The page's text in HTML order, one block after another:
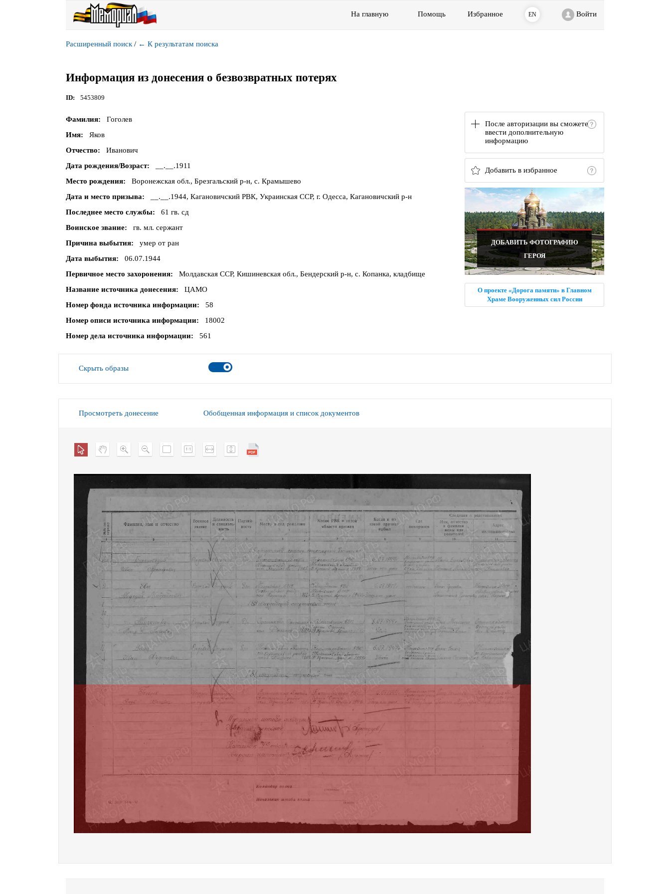
На главную Помощь Избранное EN Войти
Расширенный поиск / ← К результатам поиска
Информация из донесения о безвозвратных потерях
ID 5453809
После авторизации вы сможете
ввести дополнительную
информацию
Добавить в избранное
ДОБАВИТЬ ФОТОГРАФИЮ
ГЕРОЯ
О проекте «Дорога памяти» в Главном
Храме Вооруженных сил России
Фамилия
Гоголев
Имя
Яков
Отчество
Иванович
Дата рождения/Возраст
__.__.1911
Место рождения
Воронежская обл., Брезгальский р-н, с. Крамышево
Дата и место призыва
__.__.1944, Кагановичский РВК, Украинская ССР, г. Одесса, Кагановичский р-н
Последнее место службы
61 гв. сд
Воинское звание
гв. мл. сержант
Причина выбытия
умер от ран
Дата выбытия
06.07.1944
Первичное место захоронения
Молдавская ССР, Кишиневская обл., Бендерский р-н, с. Копанка, кладбище
Название источника донесения
ЦАМО
Номер фонда источника информации
58
Номер описи источника информации
18002
Номер дела источника информации
561
Скрыть образы
Просмотреть донесение Обобщенная информация и список документов